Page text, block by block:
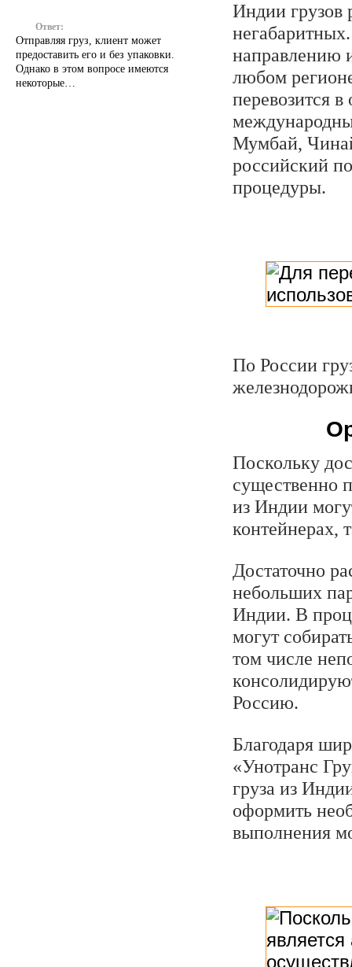
Индии грузов
направлению
любом
перевозится
Мумбай,
российский
процедуры.
По России
Поскольку
существенно
из Индии
контейнерах,
Достаточно
небольших
Индии. В
могут
том числе
Россию.
Благодаря
«Унотранс
груза из
оформить
выполнения
Ответ:
Отправляя груз, клиент может
предоставить его и без упаковки.
Однако в этом вопросе имеются
некоторые…